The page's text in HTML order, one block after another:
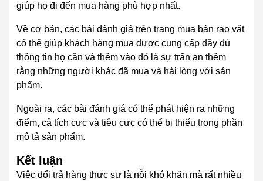
giúp họ đi đến mua hàng phù hợp nhất.
Về cơ bản, các bài đánh giá trên trang mua bán rao vặt
có thể giúp khách hàng mua được cung cấp đầy đủ
thông tin họ cần và thêm vào đó là sự trấn an thêm
rằng những người khác đã mua và hài lòng với sản
phẩm.
Ngoài ra, các bài đánh giá có thể phát hiện ra những
điểm, cả tích cực và tiêu cực có thể bị thiếu trong phần
mô tả sản phẩm.
Kết luận
Việc đổi trả hàng thực sự là nỗi khó khăn mà rất nhiều